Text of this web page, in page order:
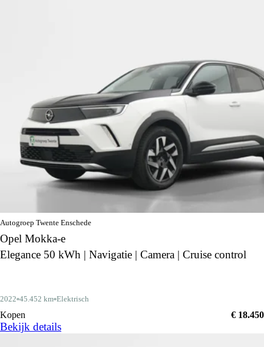
Autogroep Twente Enschede
Opel Mokka-e
Elegance 50 kWh | Navigatie | Camera | Cruise control
2022 45.452 km Elektrisch
Kopen € 18.450
Bekijk details